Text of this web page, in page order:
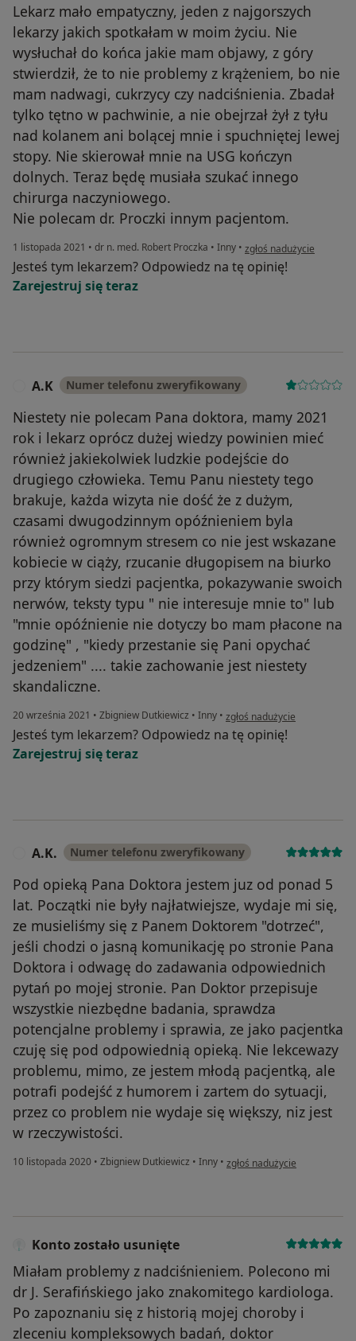
Lekarz mało empatyczny, jeden z najgorszych
lekarzy jakich spotkałam w moim życiu. Nie
wysłuchał do końca jakie mam objawy, z góry
stwierdził, że to nie problemy z krążeniem, bo nie
mam nadwagi, cukrzycy czy nadciśnienia. Zbadał
tylko tętno w pachwinie, a nie obejrzał żył z tyłu
nad kolanem ani bolącej mnie i spuchniętej lewej
stopy. Nie skierował mnie na USG kończyn
dolnych. Teraz będę musiała szukać innego
chirurga naczyniowego.
Nie polecam dr. Proczki innym pacjentom.
1 listopada 2021 • dr n. med. Robert Proczka • Inny • w opinii użytkownika E.K.
zgłoś nadużycie
Jesteś tym lekarzem? Odpowiedz na tę opinię!
Zarejestruj się teraz
A.K Numer telefonu zweryfikowany
Niestety nie polecam Pana doktora, mamy 2021
rok i lekarz oprócz dużej wiedzy powinien mieć
również jakiekolwiek ludzkie podejście do
drugiego człowieka. Temu Panu niestety tego
brakuje, każda wizyta nie dość że z dużym,
czasami dwugodzinnym opóźnieniem byla
również ogromnym stresem co nie jest wskazane
kobiecie w ciąży, rzucanie długopisem na biurko
przy którym siedzi pacjentka, pokazywanie swoich
nerwów, teksty typu " nie interesuje mnie to" lub
"mnie opóźnienie nie dotyczy bo mam płacone na
godzinę" , "kiedy przestanie się Pani opychać
jedzeniem" .... takie zachowanie jest niestety
skandaliczne.
20 września 2021 • Zbigniew Dutkiewicz • Inny • w opinii użytkownika A.K
zgłoś nadużycie
Jesteś tym lekarzem? Odpowiedz na tę opinię!
Zarejestruj się teraz
A.K. Numer telefonu zweryfikowany
Pod opieką Pana Doktora jestem juz od ponad 5
lat. Początki nie były najłatwiejsze, wydaje mi się,
ze musieliśmy się z Panem Doktorem "dotrzeć",
jeśli chodzi o jasną komunikację po stronie Pana
Doktora i odwagę do zadawania odpowiednich
pytań po mojej stronie. Pan Doktor przepisuje
wszystkie niezbędne badania, sprawdza
potencjalne problemy i sprawia, ze jako pacjentka
czuję się pod odpowiednią opieką. Nie lekcewazy
problemu, mimo, ze jestem młodą pacjentką, ale
potrafi podejść z humorem i zartem do sytuacji,
przez co problem nie wydaje się większy, niz jest
w rzeczywistości.
10 listopada 2020 • Zbigniew Dutkiewicz • Inny • w opinii użytkownika A.K.
zgłoś nadużycie
Konto zostało usunięte
Miałam problemy z nadciśnieniem. Polecono mi
dr J. Serafińskiego jako znakomitego kardiologa.
Po zapoznaniu się z historią mojej choroby i
zleceniu kompleksowych badań, doktor